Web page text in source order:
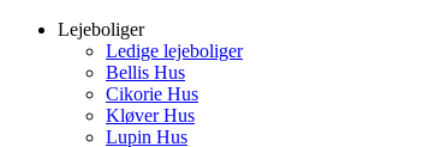
Skip
Lejeboliger
Ledige lejeboliger
Bellis Hus
Cikorie Hus
Kløver Hus
Lupin Hus